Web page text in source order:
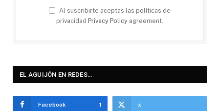
Al suscribirte aceptas las políticas de
privacidad Privacy Policy agreement.
EL AGUIJÓN EN REDES…
Facebook 1 x